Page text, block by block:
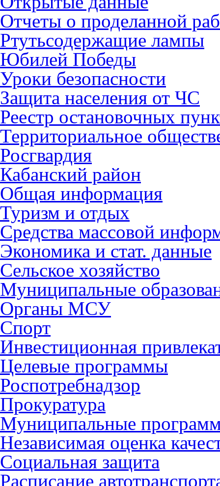
Отчеты о проделанной
Ртутьсодержащие лампы
Юбилей Победы
Уроки безопасности
Защита населения от ЧС
Реестр остановочных
Территориальное
Росгвардия
Кабанский район
Общая информация
Туризм и отдых
Средства массовой
Экономика и стат. данные
Сельское хозяйство
Муниципальные
Органы МСУ
Спорт
Инвестиционная
Целевые программы
Роспотребнадзор
Прокуратура
Муниципальные
Независимая оценка
Социальная защита
Расписание